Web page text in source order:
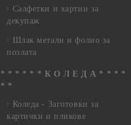
Салфетки и хартии за
декупаж
Шлак метали и фолио за
позлата
* * * * * * К О Л Е Д А * * * *
* *
Коледа - Заготовки за
картички и пликове